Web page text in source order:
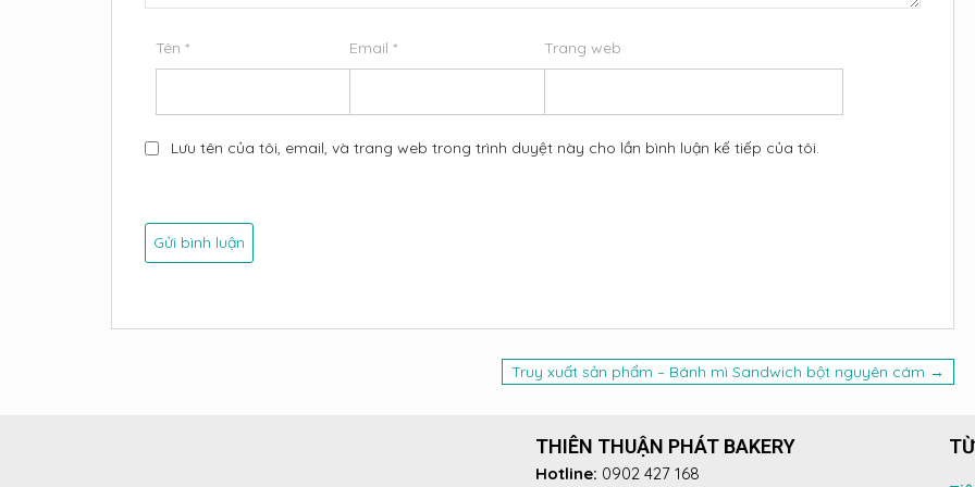
Tên * Email* Trang web
Lưu tên của tôi, email, và trang web trong trình duyệt này cho lần bình luận kế tiếp của tôi.
Truy xuất sản phẩm – Bánh mì Sandwich bột nguyên cám →
THIÊN THUẬN PHÁT BAKERY
Hotline: 0902 427 168